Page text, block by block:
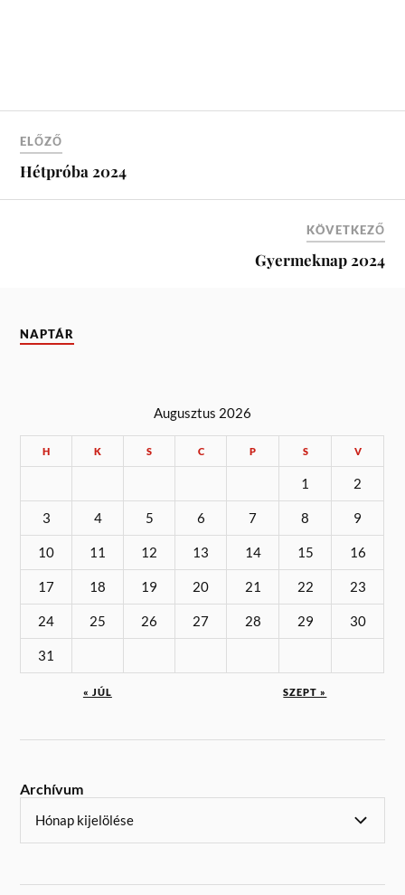
ELŐZŐ
Hétpróba 2024
KÖVETKEZŐ
Gyermeknap 2024
NAPTÁR
Augusztus 2026
H K S C P S V
1 2
3 4 5 6 7 8 9
10 11 12 13 14 15 16
17 18 19 20 21 22 23
24 25 26 27 28 29 30
31
« JÚL SZEPT »
Archívum